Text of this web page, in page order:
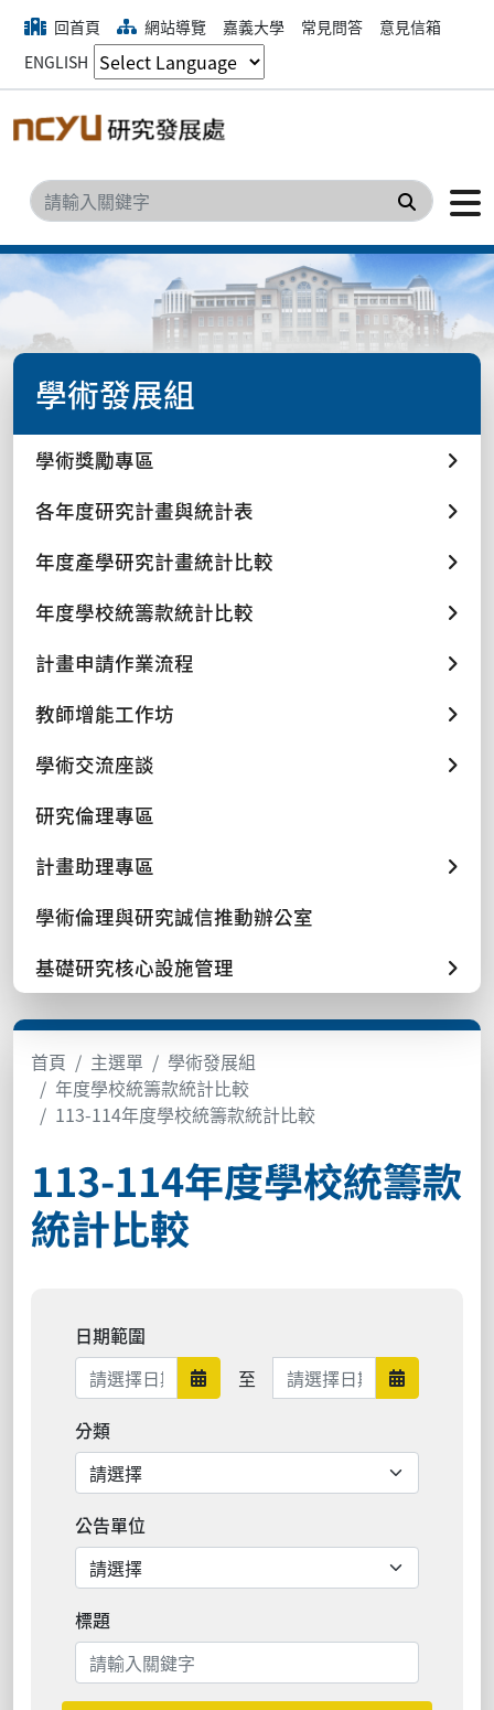
回首頁 網站導覽 嘉義大學 常見問答
意見信箱
ENGLISH
搜尋
學術發展組
學術獎勵專區
各年度研究計畫與統計表
年度產學研究計畫統計比較
年度學校統籌款統計比較
計畫申請作業流程
教師增能工作坊
學術交流座談
研究倫理專區
計畫助理專區
學術倫理與研究誠信推動辦公室
基礎研究核心設施管理
首頁 主選單
學術發展組
年度學校統籌款統計比較
113-114年度學校統籌款統計比較
113-114年度學校統籌款
統計比較
日期範圍
日期範圍開始
至 日期範圍結束 日期範圍
分類
公告單位
標題
搜尋